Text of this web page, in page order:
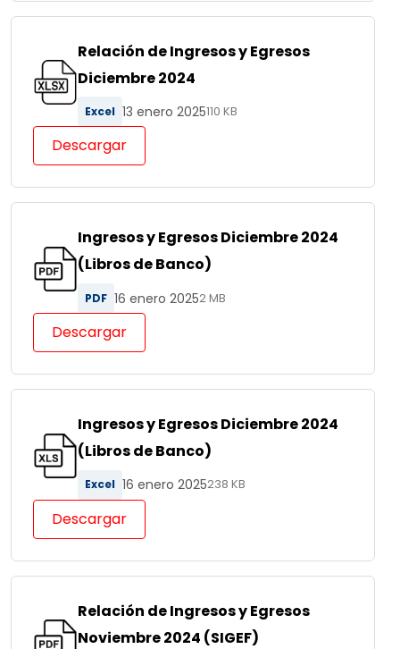
Relación de Ingresos y Egresos
Diciembre 2024
Excel 13 enero 2025110 KB
Descargar
Ingresos y Egresos Diciembre 2024
(Libros de Banco)
PDF 16 enero 20252 MB
Descargar
Ingresos y Egresos Diciembre 2024
(Libros de Banco)
Excel 16 enero 2025238 KB
Descargar
Relación de Ingresos y Egresos
Noviembre 2024 (SIGEF)